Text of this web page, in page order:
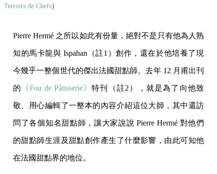
Terroirs de Chefs）
Pierre Hermé 之所以如此有份量，絕對不是只有他為人熟
知的馬卡龍與 Ispahan（註1）創作，還在於他培養了現
今幾乎一整個世代的傑出法國甜點師。去年 12 月甫出刊
的 《Fou de Pâtisserie》特刊（註2），就是為了向他致
敬、用心編輯了一整本的內容介紹這位大師，其中還訪
問了各個知名甜點師，讓大家說說 Pierre Hermé 對他們
的甜點師生涯及甜點創作產生了什麼影響，由此可知他
在法國甜點界的地位。